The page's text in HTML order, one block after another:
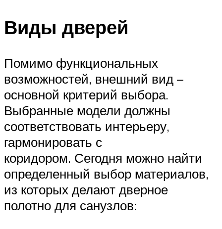
Виды дверей
Помимо функциональных
возможностей, внешний вид –
основной критерий выбора.
Выбранные модели должны
соответствовать интерьеру,
гармонировать с
коридором. Сегодня можно найти
определенный выбор материалов,
из которых делают дверное
полотно для санузлов: